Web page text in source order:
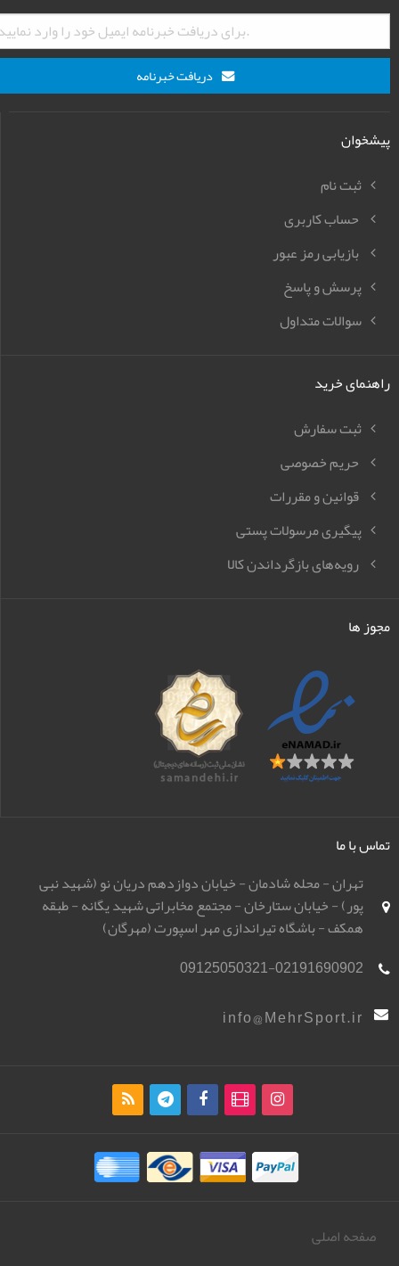
دریافت خبرنامه
پیشخوان
ثبت نام
حساب کاربری
بازیابی رمز عبور
پرسش و پاسخ
سوالات متداول
راهنمای خرید
ثبت سفارش
حریم خصوصی
قوانین و مقررات
پیگیری مرسولات پستی
رویه‌های بازگرداندن کالا
مجوز ها
تماس با ما
تهران - محله شادمان - خیابان دوازدهم دریان نو (شهید نبی
پور) - خیابان ستارخان - مجتمع مخابراتی شهید یگانه - طبقه
همکف - باشگاه تیراندازی مهر اسپورت (مهرگان)
09125050321-02191690902
info@MehrSport.ir
صفحه اصلی